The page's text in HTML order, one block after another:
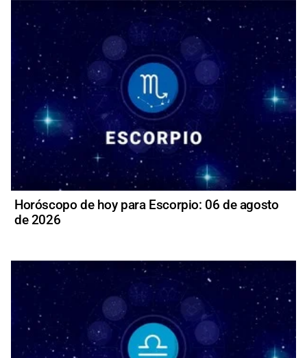
Horóscopo de hoy para Escorpio: 06 de agosto
de 2026